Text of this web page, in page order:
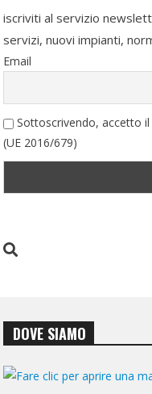
iscriviti al servizio
servizi, nuovi impianti,
Email
Sottoscrivendo, accetto
(UE 2016/679)
DOVE SIAMO